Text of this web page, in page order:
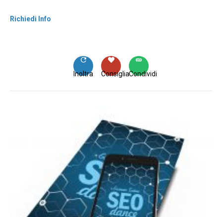
Richiedi Info
Condividi
Consiglia
Inoltra